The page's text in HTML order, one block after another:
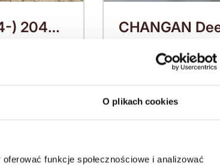
O plikach cookies
funkcje społecznościowe i analizować
) 204
CHANGAN
(2026)
Nadwozie:
Napęd:
4x4 stały
Elektryczny